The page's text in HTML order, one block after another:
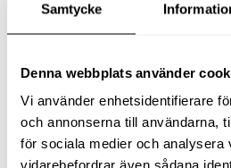
Samtycke
Denna webbplats använder
Vi använder enhetsidentifierare
och annonserna till användarna,
för sociala medier och analysera
vidarebefordrar även sådana
Alla produkter
Slangfäste
Textil- &
Tillbehör
Adaptrar
Dammsugare